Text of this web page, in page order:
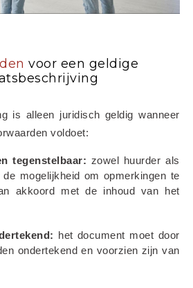
voor een geldige
is alleen juridisch geldig wanneer
voldoet:
tegenstelbaar: zowel huurder als
mogelijkheid om opmerkingen te
akkoord met de inhoud van het
het document moet door
ondertekend en voorzien zijn van